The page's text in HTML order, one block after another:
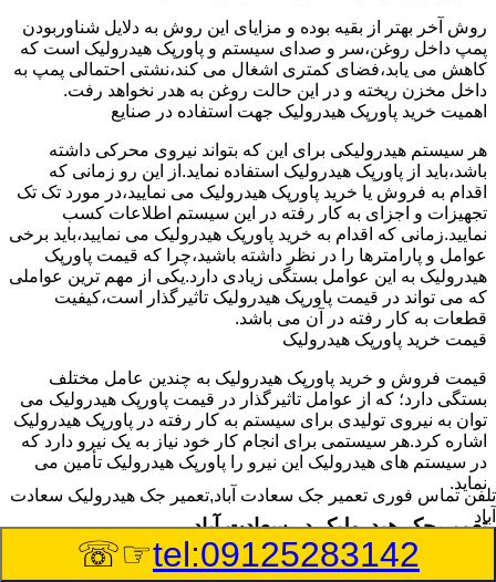
روش آخر بهتر از بقیه بوده و مزایای این روش به دلایل شناوربودن
پمپ داخل روغن،سر و صدای سیستم و پاورپک هیدرولیک است که
کاهش می یابد،فضای کمتری اشغال می کند،نشتی احتمالی پمپ به
داخل مخزن ریخته و در این حالت روغن به هدر نخواهد رفت.
اهمیت خرید پاورپک هیدرولیک جهت استفاده در صنایع
هر سیستم هیدرولیکی برای این که بتواند نیروی محرکی داشته
باشد،باید از پاورپک هیدرولیک استفاده نماید.از این رو زمانی که
اقدام به فروش یا خرید پاورپک هیدرولیک می نمایید،در مورد تک تک
تجهیزات و اجزای به کار رفته در این سیستم اطلاعات کسب
نمایید.زمانی که اقدام به خرید پاورپک هیدرولیک می نمایید،باید برخی
عوامل و پارامترها را در نظر داشته باشید،چرا که قیمت پاورپک
هیدرولیک به این عوامل بستگی زیادی دارد.یکی از مهم ترین عواملی
که می تواند در قیمت پاورپک هیدرولیک تاثیرگذار است،کیفیت
قطعات به کار رفته در آن می باشد.
قیمت خرید پاورپک هیدرولیک
قیمت فروش و خرید پاورپک هیدرولیک به چندین عامل مختلف
بستگی دارد؛ که از عوامل تاثیرگذار در قیمت پاورپک هیدرولیک می
توان به نیروی تولیدی برای سیستم به کار رفته در پاورپک هیدرولیک
اشاره کرد.هر سیستمی برای انجام کار خود نیاز به یک نیرو دارد که
در سیستم های هیدرولیک این نیرو را پاورپک هیدرولیک تأمین می
نماید.
تعمیر جک هیدرولیک در سعادت آباد
وسیله‎ای که با عملکرد خود موجب بلند شدن اهرم و یا وزن سنگین
تلفن تماس فوری تعمیر جک سعادت آباد,تعمیر جک هیدرولیک سعادت
آباد
tel:09125283142
☞☏